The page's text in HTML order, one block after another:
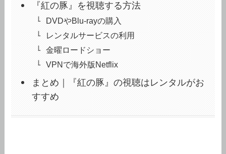
『紅の豚』を視聴する方法
DVDやBlu-rayの購入
レンタルサービスの利用
金曜ロードショー
VPNで海外版Netflix
まとめ｜『紅の豚』の視聴はレンタルがお
すすめ